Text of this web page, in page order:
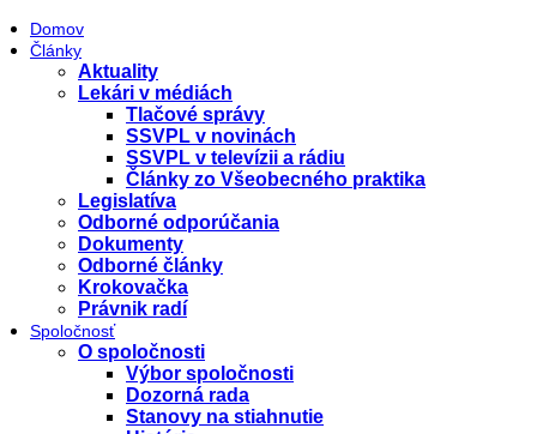
Domov
Články
Aktuality
Lekári v médiách
Tlačové správy
SSVPL v novinách
SSVPL v televízii a rádiu
Články zo Všeobecného praktika
Legislatíva
Odborné odporúčania
Dokumenty
Odborné články
Krokovačka
Právnik radí
Spoločnosť
O spoločnosti
Výbor spoločnosti
Dozorná rada
Stanovy na stiahnutie